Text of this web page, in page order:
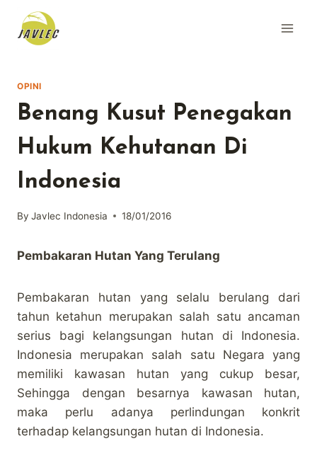
content
OPINI
Benang Kusut Penegakan
Hukum Kehutanan Di
Indonesia
By Javlec Indonesia 18/01/2016
Pembakaran Hutan Yang Terulang
Pembakaran hutan yang selalu berulang dari
tahun ketahun merupakan salah satu ancaman
serius bagi kelangsungan hutan di Indonesia.
Indonesia merupakan salah satu Negara yang
memiliki kawasan hutan yang cukup besar,
Sehingga dengan besarnya kawasan hutan,
maka perlu adanya perlindungan konkrit
terhadap kelangsungan hutan di Indonesia.